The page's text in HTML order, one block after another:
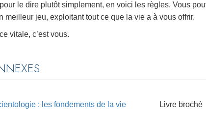
le dire plutôt simplement, en voici les règles. Vous
meilleur jeu, exploitant tout ce que la vie a à vous offrir.
vitale, c’est vous.
: les fondements de la vie Livre broché